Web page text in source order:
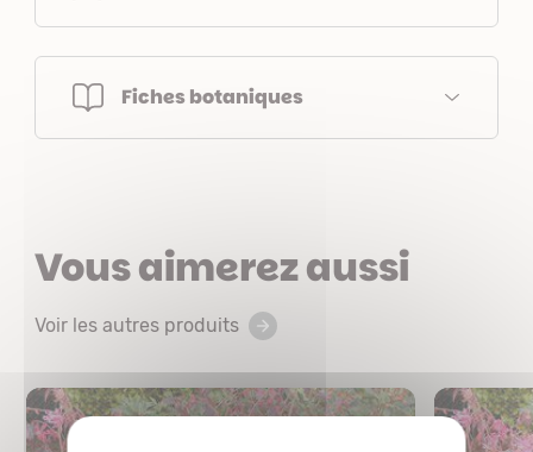
Fiches botaniques
Vous aimerez aussi
Voir les autres produits